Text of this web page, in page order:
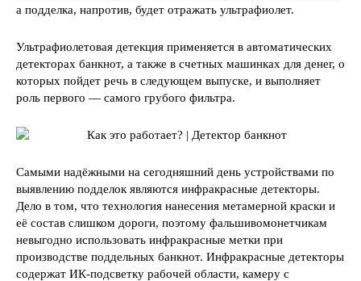
а подделка, напротив, будет отражать ультрафиолет.
Ультрафиолетовая детекция применяется в автоматических
детекторах банкнот, а также в счетных машинках для денег, о
которых пойдет речь в следующем выпуске, и выполняет
роль первого — самого грубого фильтра.
Самыми надёжными на сегодняшний день устройствами по
выявлению подделок являются инфракрасные детекторы.
Дело в том, что технология нанесения метамерной краски и
её состав слишком дороги, поэтому фальшивомонетчикам
невыгодно использовать инфракрасные метки при
производстве поддельных банкнот. Инфракрасные детекторы
содержат ИК-подсветку рабочей области, камеру с